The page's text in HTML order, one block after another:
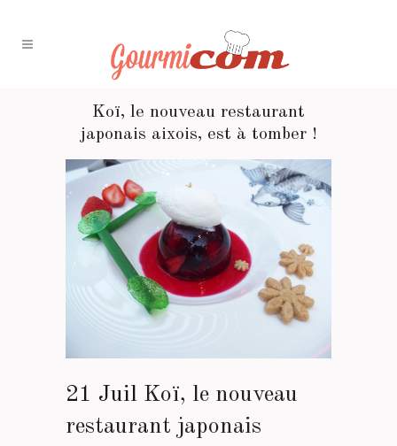
Koï, le nouveau restaurant
japonais aixois, est à tomber !
21 Juil Koï, le nouveau
restaurant japonais